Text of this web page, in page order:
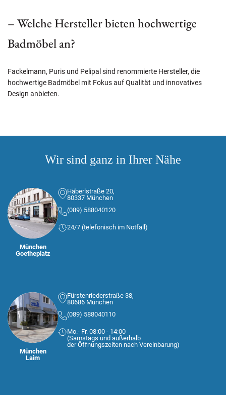
– Welche Hersteller bieten hochwertige
Badmöbel an?
Fackelmann, Puris und Pelipal sind renommierte Hersteller, die
hochwertige Badmöbel mit Fokus auf Qualität und innovatives
Design anbieten.
Wir sind ganz in Ihrer Nähe
München
Goetheplatz
Häberlstraße 20,
80337 München
(089) 588040120
24/7 (telefonisch im Notfall)
München
Laim
Fürstenriederstraße 38,
80686 München
(089) 588040110
Mo.- Fr. 08:00 - 14:00
(Samstags und außerhalb
der Öffnungszeiten nach Vereinbarung)